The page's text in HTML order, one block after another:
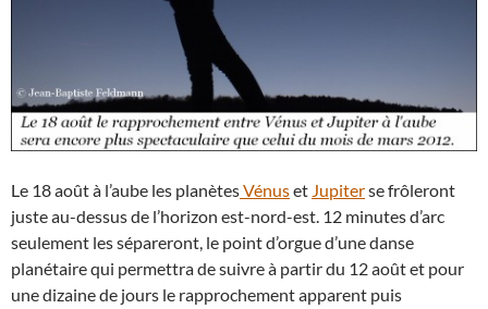
Le 18 août à l’aube les planètesVénuset Jupiterse frôleront
juste au-dessus de l’horizon est-nord-est. 12 minutes d’arc
seulement les sépareront, le point d’orgue d’une danse
planétaire qui permettra de suivre à partir du 12 août et pour
une dizaine de jours le rapprochement apparent puis